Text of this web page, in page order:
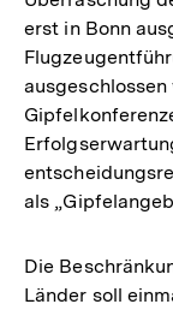
erst in Bonn
als
Die
Länder soll